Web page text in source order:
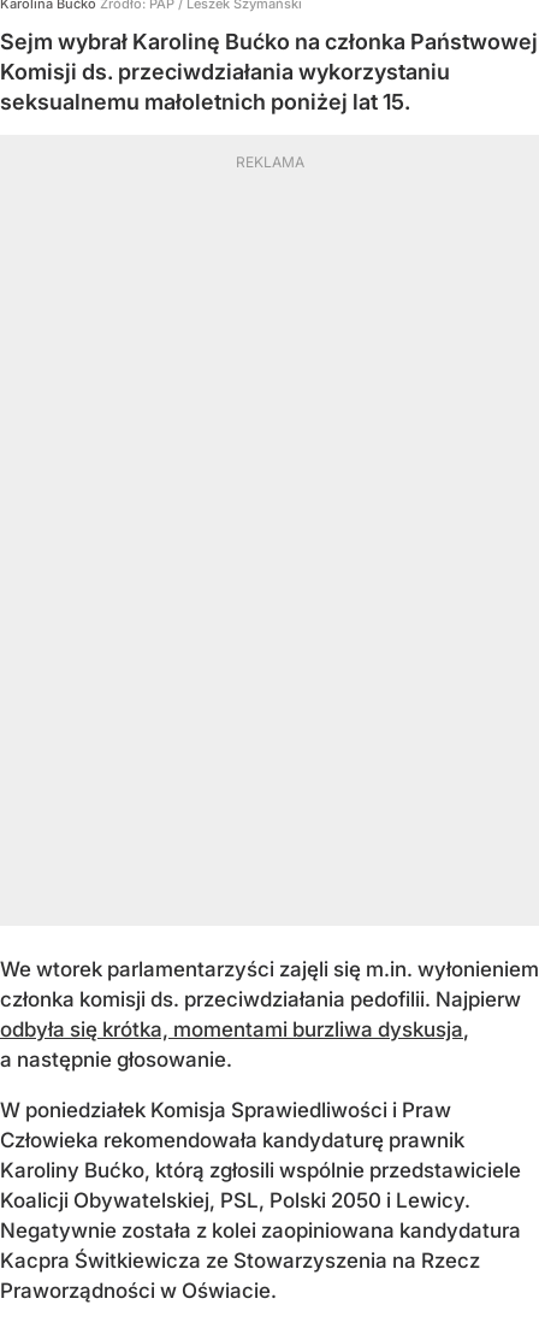
Karolina Bućko Źródło: PAP / Leszek Szymański
Sejm wybrał Karolinę Bućko na członka Państwowej
Komisji ds. przeciwdziałania wykorzystaniu
seksualnemu małoletnich poniżej lat 15.
We wtorek parlamentarzyści zajęli się m.in. wyłonieniem
członka komisji ds. przeciwdziałania pedofilii. Najpierw
odbyła się krótka, momentami burzliwa dyskusja,
a następnie głosowanie.
W poniedziałek Komisja Sprawiedliwości i Praw
Człowieka rekomendowała kandydaturę prawnik
Karoliny Bućko, którą zgłosili wspólnie przedstawiciele
Koalicji Obywatelskiej, PSL, Polski 2050 i Lewicy.
Negatywnie została z kolei zaopiniowana kandydatura
Kacpra Świtkiewicza ze Stowarzyszenia na Rzecz
Praworządności w Oświacie.